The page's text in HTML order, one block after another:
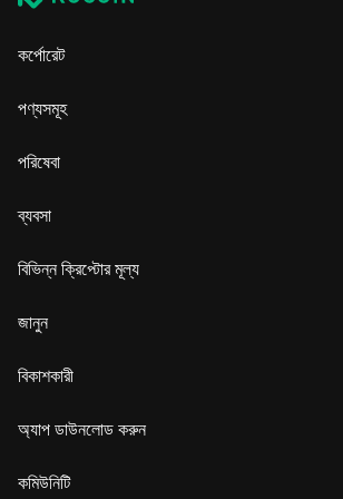
কর্পোরেট
পণ্যসমূহ
পরিষেবা
ব্যবসা
বিভিন্ন ক্রিপ্টোর মূল্য
জানুন
বিকাশকারী
অ্যাপ ডাউনলোড করুন
কমিউনিটি